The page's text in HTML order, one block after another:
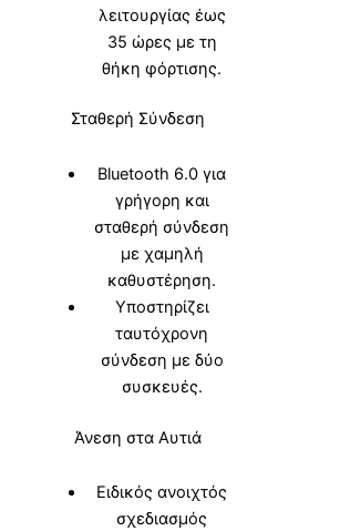
λειτουργίας έως
35 ώρες με τη
θήκη φόρτισης.
Σταθερή Σύνδεση
Bluetooth 6.0 για
γρήγορη και
σταθερή σύνδεση
με χαμηλή
καθυστέρηση.
Υποστηρίζει
ταυτόχρονη
σύνδεση με δύο
συσκευές.
Άνεση στα Αυτιά
Ειδικός ανοιχτός
σχεδιασμός